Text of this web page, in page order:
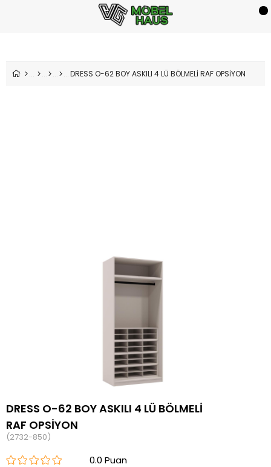
DRESS O-62 BOY ASKILI 4 LÜ BÖLMELİ RAF OPSİYON
DRESS O-62 BOY ASKILI 4 LÜ BÖLMELİ
RAF OPSİYON
(2732-850)
0.0